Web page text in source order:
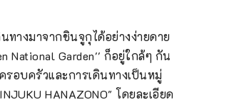
นทางมาจากชินจูกุได้อย่างง่ายดาย
National Garden'' ก็อยู่ใกล้ๆ กัน
รอบครัวและการเดินทางเป็นหมู่
HANAZONO" โดยละเอียด